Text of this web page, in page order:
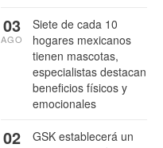
Siete de cada 10
hogares mexicanos
tienen mascotas,
especialistas destacan
beneficios físicos y
emocionales
03
AGO
GSK establecerá un
02